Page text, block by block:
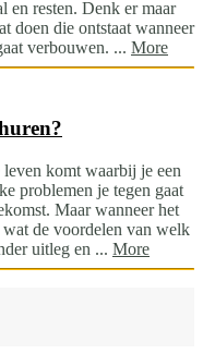
en resten. Denk er maar
doen die ontstaat wanneer
verbouwen. ... More
komt waarbij je een
problemen je tegen gaat
Maar wanneer het
de voordelen van welk
uitleg en ... More